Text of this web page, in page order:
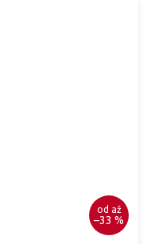
od až
–33 %